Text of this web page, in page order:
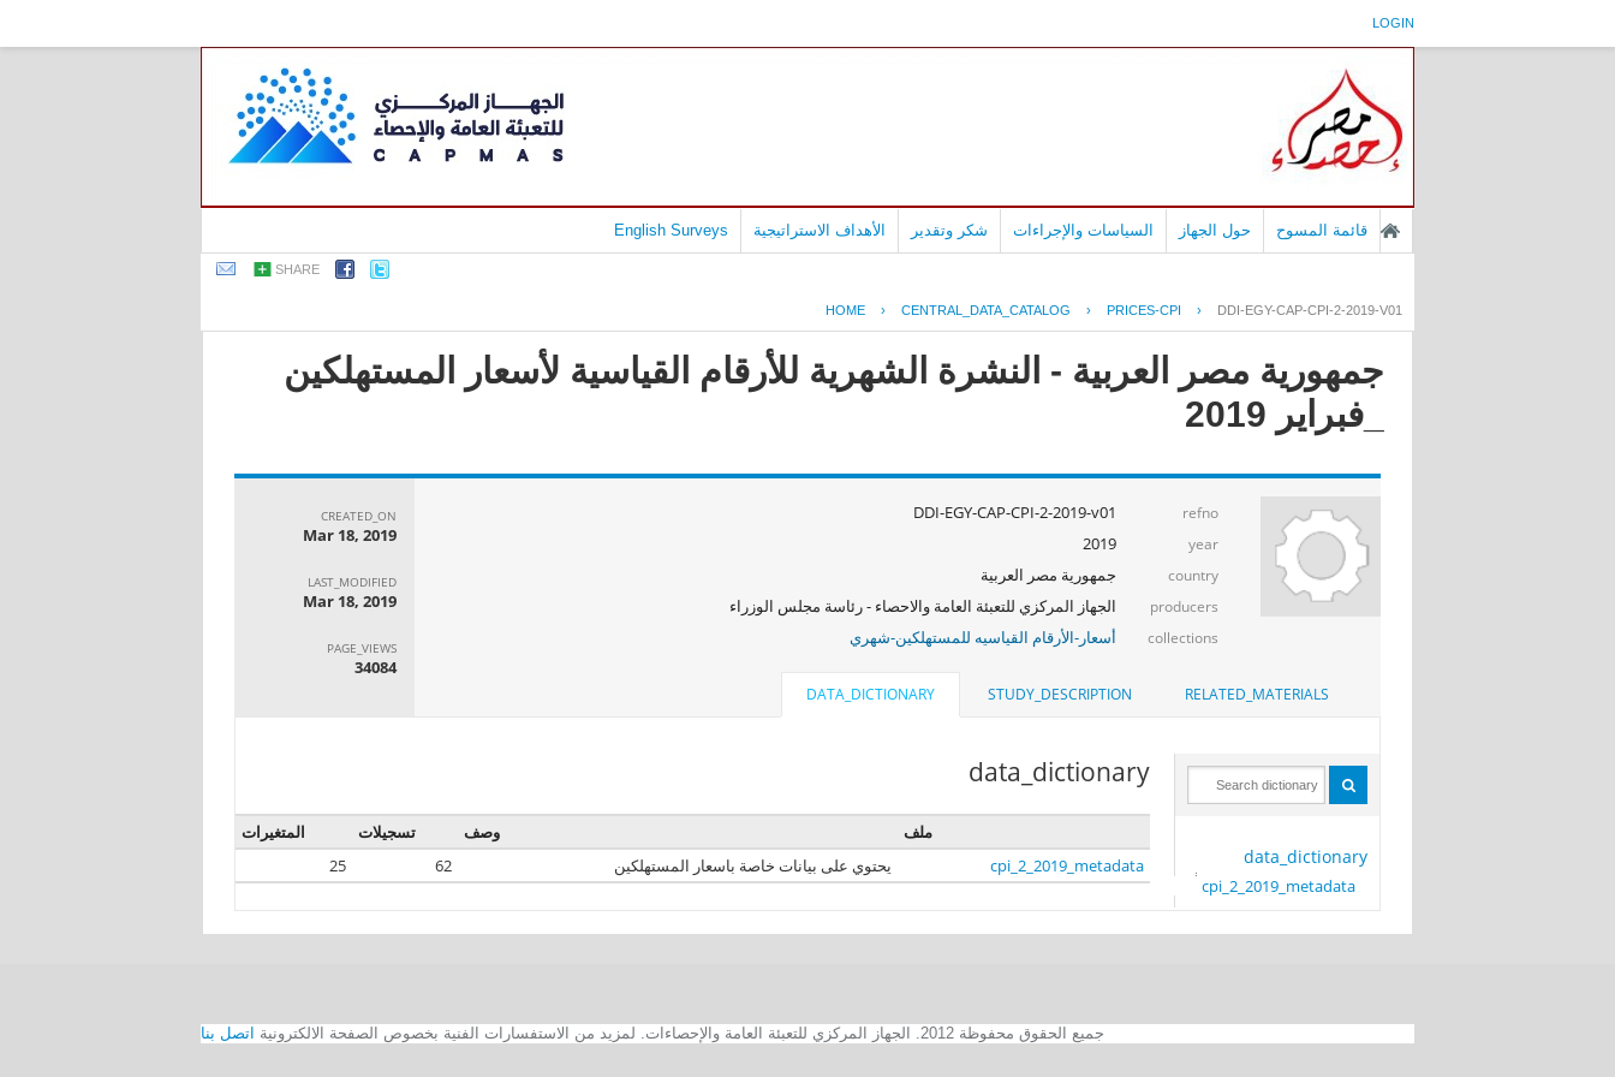
LOGIN
قائمة المسوح حول الجهاز السياسات والإجراءات شكر وتقدير الأهداف الاستراتيجية English Surveys
SHARE
HOME › CENTRAL_DATA_CATALOG › PRICES-CPI › DDI-EGY-CAP-CPI-2-2019-V01
جمهورية مصر العربية - النشرة الشهرية للأرقام القياسية لأسعار المستهلكين
_فبراير 2019
refno
DDI-EGY-CAP-CPI-2-2019-v01
year
2019
country جمهورية مصر العربية
producers الجهاز المركزي للتعبئة العامة والاحصاء - رئاسة مجلس الوزراء
collections أسعار-الأرقام القياسيه للمستهلكين-شهري
CREATED_ON
Mar 18, 2019
LAST_MODIFIED
Mar 18, 2019
PAGE_VIEWS
34084
RELATED_MATERIALS
STUDY_DESCRIPTION
DATA_DICTIONARY
data_dictionary
cpi_2_2019_metadata
data_dictionary
ملف وصف تسجيلات
المتغيرات
cpi_2_2019_metadata
يحتوي على بيانات خاصة باسعار المستهلكين 62
25
جميع الحقوق محفوظة 2012. الجهاز المركزي للتعبئة العامة والإحصاءات. لمزيد من الاستفسارات الفنية بخصوص الصفحة الالكترونية اتصل بنا